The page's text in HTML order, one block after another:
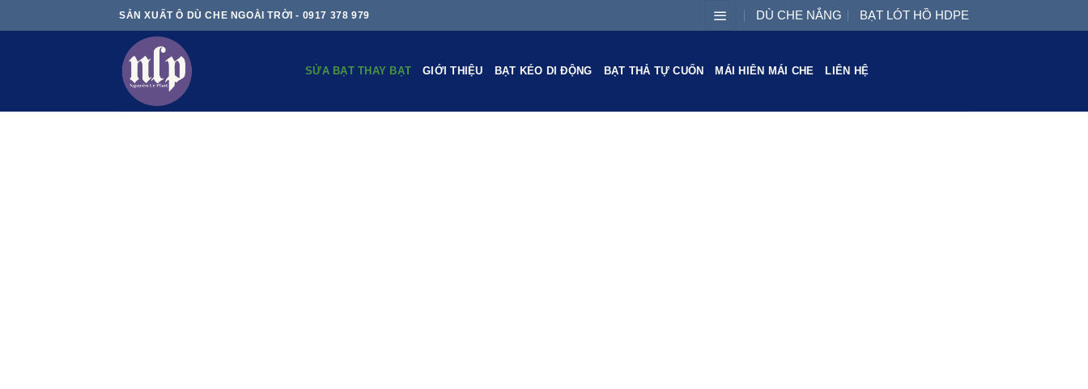
to
SẢN XUẤT Ô DÙ CHE NGOÀI TRỜI - 0917 378 979 DÙ CHE NẮNG BẠT LÓT HỒ HDPE
SỬA BẠT THAY BẠT GIỚI THIỆU BẠT KÉO DI ĐỘNG BẠT THẢ TỰ CUỐN MÁI HIÊN MÁI CHE LIÊN HỆ